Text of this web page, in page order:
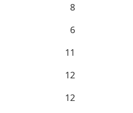
8
6
11
12
12